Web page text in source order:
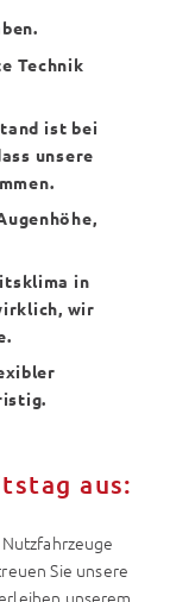
Technik
ist bei
unsere
in
wir
aus:
Sie unsere